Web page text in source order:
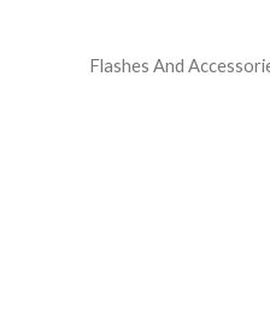
Flashes And